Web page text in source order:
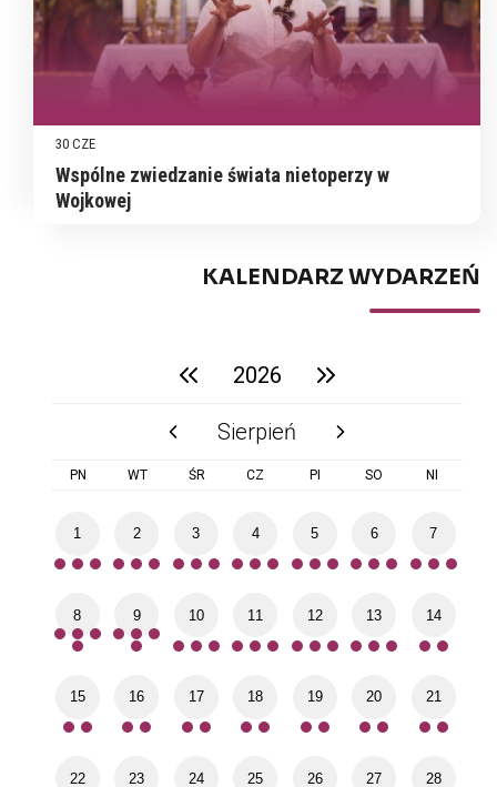
30 CZE
Wspólne zwiedzanie świata nietoperzy w
Wojkowej
KALENDARZ WYDARZEŃ
poprzedni rok
2026 następny rok
poprzedni miesiąc
Sierpień następny miesiąc
PN WT ŚR CZ PI SO NI
1 2 3 4 5 6 7
8 9 10 11 12 13 14
15 16 17 18 19 20 21
22 23 24 25 26 27 28